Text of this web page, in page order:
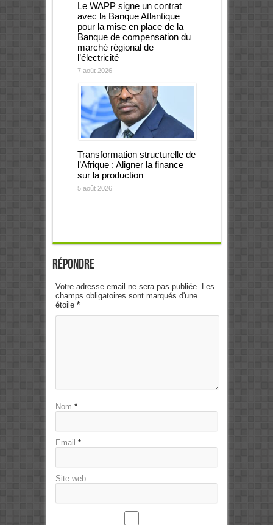
Le WAPP signe un contrat
avec la Banque Atlantique
pour la mise en place de la
Banque de compensation du
marché régional de
l’électricité
7 août 2026
Transformation structurelle de
l’Afrique : Aligner la finance
sur la production
5 août 2026
Répondre
Votre adresse email ne sera pas publiée. Les
champs obligatoires sont marqués d'une
étoile *
Nom *
Email *
Site web